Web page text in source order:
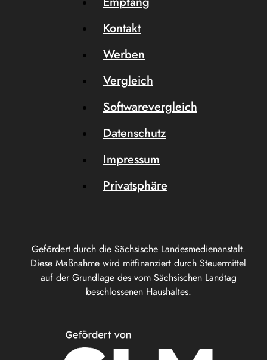
Gefördert durch die Sächsische Landesmedienanstalt.
Diese Maßnahme wird mitfinanziert durch Steuermittel
auf der Grundlage des vom Sächsischen Landtag
beschlossenen Haushaltes.
Kontakt
Werben
Vergleich
Softwarevergleich
Datenschutz
Impressum
Privatsphäre